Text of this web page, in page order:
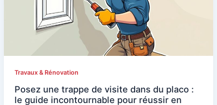
Travaux & Rénovation
Posez une trappe de visite dans du placo :
le guide incontournable pour réussir en